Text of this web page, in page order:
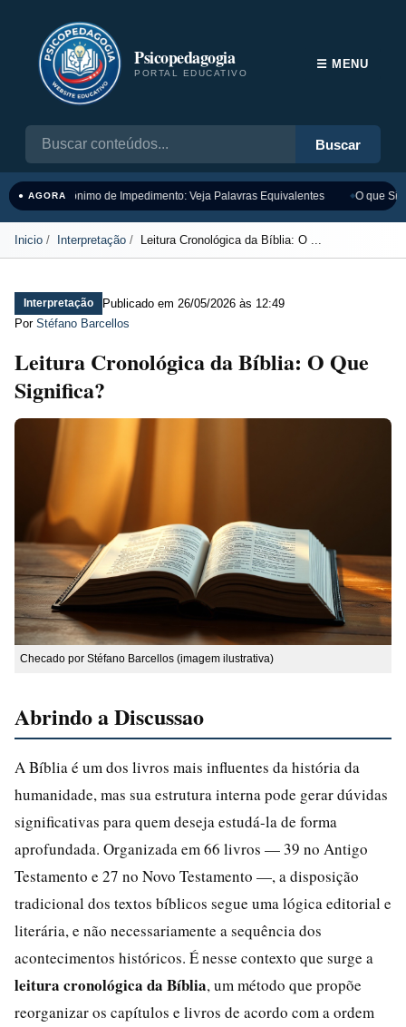
Psicopedagogia
PORTAL EDUCATIVO
Buscar
☰ MENU
● AGORASinônimo de Impedimento: Veja Palavras Equivalentes O que
Inicio Interpretação Leitura Cronológica da Bíblia: O ...
Interpretação Publicado em 26/05/2026 às 12:49
Por Stéfano Barcellos
Leitura Cronológica da Bíblia: O Que
Significa?
Checado por Stéfano Barcellos (imagem ilustrativa)
Abrindo a Discussao
A Bíblia é um dos livros mais influentes da história da
humanidade, mas sua estrutura interna pode gerar dúvidas
significativas para quem deseja estudá-la de forma
aprofundada. Organizada em 66 livros — 39 no Antigo
Testamento e 27 no Novo Testamento —, a disposição
tradicional dos textos bíblicos segue uma lógica editorial e
literária, e não necessariamente a sequência dos
acontecimentos históricos. É nesse contexto que surge a
leitura cronológica da Bíblia, um método que propõe
reorganizar os capítulos e livros de acordo com a ordem